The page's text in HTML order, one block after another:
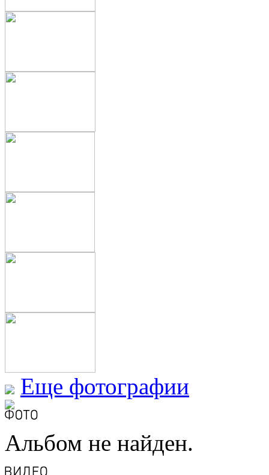
Еще фотографии
Альбом не найден.